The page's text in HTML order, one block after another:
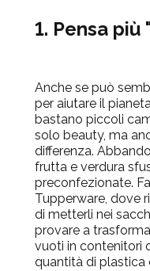
1. Pensa più
Anche se può
per aiutare il
bastano piccoli
solo beauty, ma
differenza.
frutta e verdura
preconfezionate.
Tupperware, dove
di metterli nei
provare a
vuoti in contenitori
quantità di plastica